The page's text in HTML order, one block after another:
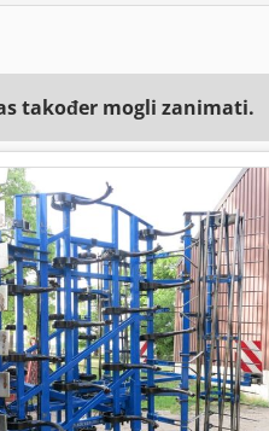
također mogli zanimati.